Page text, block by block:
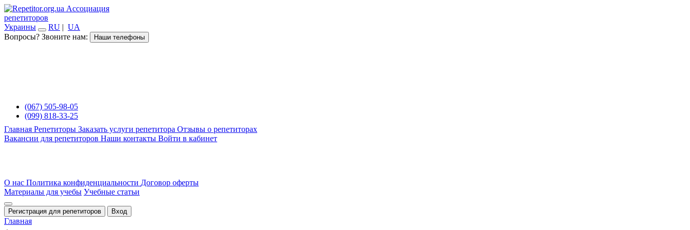
Ассоциация
репетиторов
Украины
RU | UA
Вопросы? Звоните нам:
Наши телефоны
(067) 505-98-05
(099) 818-33-25
Главная Репетиторы Заказать услуги репетитора Отзывы о репетиторах
Вакансии для репетиторов Наши контакты Войти в кабинет
О нас Политика конфиденциальности Договор оферты
Материалы для учебы Учебные статьи
Регистрация для репетиторов Вход
Главная